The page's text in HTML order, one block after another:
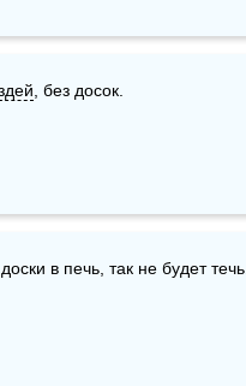
, без досок.
в печь, так не будет течь.